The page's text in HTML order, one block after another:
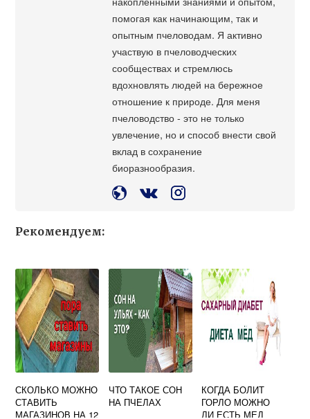
помогая как начинающим, так и
опытным пчеловодам. Я активно
участвую в пчеловодческих
сообществах и стремлюсь
вдохновлять людей на бережное
отношение к природе. Для меня
пчеловодство - это не только
увлечение, но и способ внести свой
вклад в сохранение
биоразнообразия.
Рекомендуем:
СКОЛЬКО МОЖНО
СТАВИТЬ
МАГАЗИНОВ НА 12
ЧТО ТАКОЕ СОН
НА ПЧЕЛАХ
КОГДА БОЛИТ
ГОРЛО МОЖНО
ЛИ ЕСТЬ МЕД